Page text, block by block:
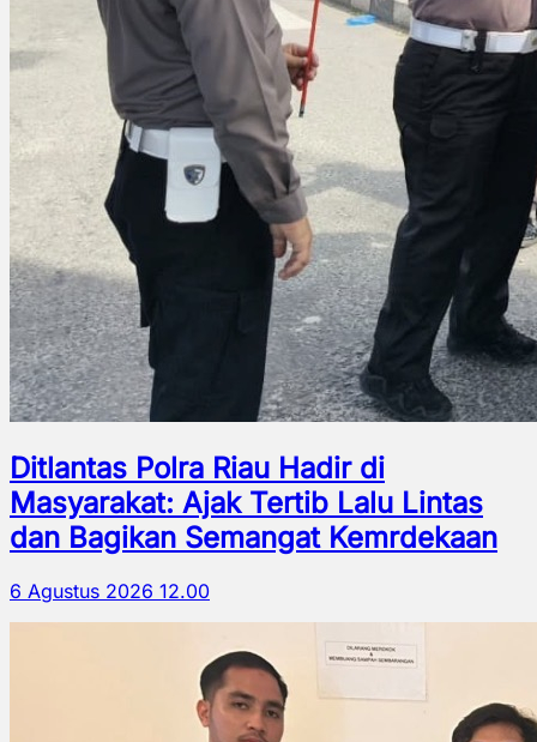
Ditlantas Polra Riau Hadir di
Masyarakat: Ajak Tertib Lalu Lintas
dan Bagikan Semangat Kemrdekaan
6 Agustus 2026 12.00